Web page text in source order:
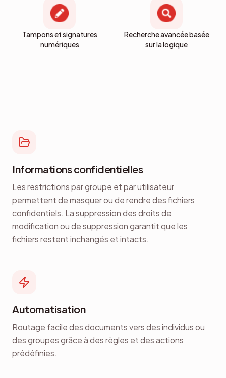
Tampons et signatures
numériques
Recherche avancée basée
sur la logique
Informations confidentielles
Les restrictions par groupe et par utilisateur
permettent de masquer ou de rendre des fichiers
confidentiels. La suppression des droits de
modification ou de suppression garantit que les
fichiers restent inchangés et intacts.
Automatisation
Routage facile des documents vers des individus ou
des groupes grâce à des règles et des actions
prédéfinies.